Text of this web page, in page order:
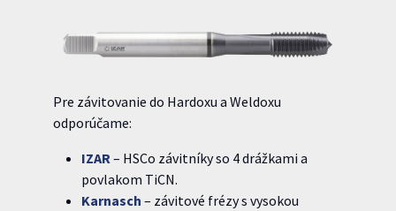
Pre závitovanie do Hardoxu a Weldoxu
odporúčame:
IZAR– HSCo závitníky so 4 drážkami a
povlakom TiCN.
Karnasch – závitové frézy s vysokou